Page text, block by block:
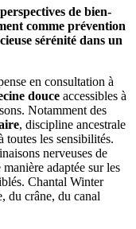
de bien-
comme prévention
sérénité dans un
en consultation à
douce accessibles à
Notamment des
, discipline ancestrale
toutes les sensibilités.
nerveuses de
adaptée sur les
Chantal Winter
du crâne, du canal